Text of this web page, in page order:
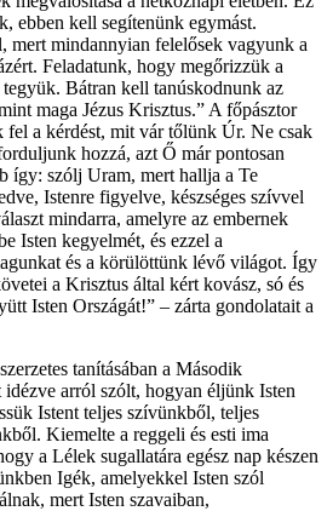
ebben kell segítenünk egymást.
mert mindannyian felelősek vagyunk a
Feladatunk, hogy megőrizzük a
Bátran kell tanúskodnunk az
maga Jézus Krisztus.” A főpásztor
fel a kérdést, mit vár tőlünk Úr. Ne csak
hozzá, azt Ő már pontosan
így: szólj Uram, mert hallja a Te
Istenre figyelve, készséges szívvel
mindarra, amelyre az embernek
Isten kegyelmét, és ezzel a
és a körülöttünk lévő világot. Így
a Krisztus által kért kovász, só és
Isten Országát!” – zárta gondolatait a
tanításában a Második
arról szólt, hogyan éljünk Isten
Istent teljes szívünkből, teljes
Kiemelte a reggeli és esti ima
a Lélek sugallatára egész nap készen
Igék, amelyekkel Isten szól
mert Isten szavaiban,